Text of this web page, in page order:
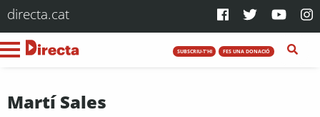
directa.cat
SUBSCRIU-T'HI FES UNA DONACIÓ
Martí Sales